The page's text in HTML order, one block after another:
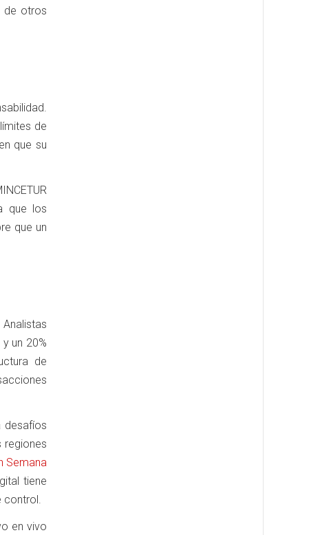
de otros
de
que su
que los
que un
un 20%
de
desafíos
regiones
Semana
tiene
control.
en vivo